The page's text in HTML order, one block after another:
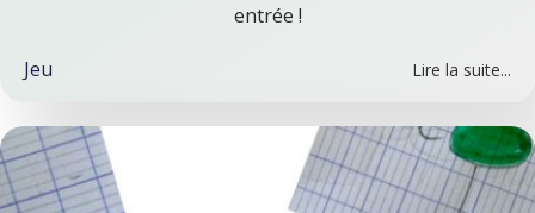
entrée !
Jeu Lire la suite...